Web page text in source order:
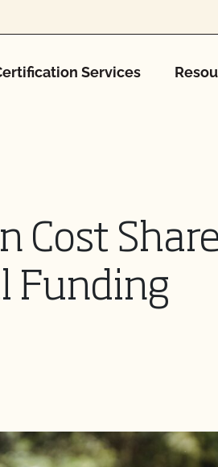
Services
Cost
Funding